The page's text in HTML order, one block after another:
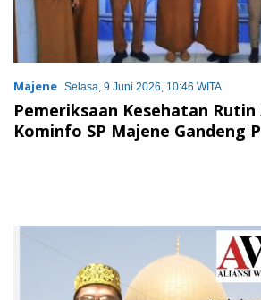
Majene Selasa, 9 Juni 2026, 10:46 WITA
Pemeriksaan Kesehatan Rutin
Kominfo SP Majene Gandeng